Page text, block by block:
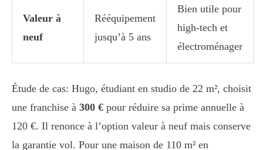
Valeur à
neuf
Rééquipement
jusqu’à 5 ans
Bien utile pour
high-tech et
électroménager
Étude de cas: Hugo, étudiant en studio de 22 m², choisit
une franchise à 300 € pour réduire sa prime annuelle à
120 €. Il renonce à l’option valeur à neuf mais conserve
la garantie vol. Pour une maison de 110 m² en